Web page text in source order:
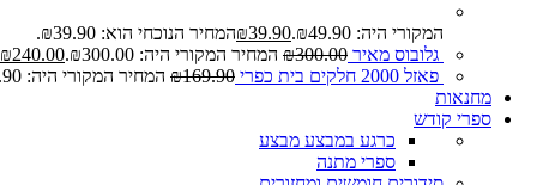
המקורי היה: ₪49.90.
₪39.90
המחיר הנוכחי הוא: ₪39.90.
גלובוס מאיר
₪300.00 המחיר המקורי היה: ₪300.00. ₪240.00
פאזל 2000 חלקים בית כפרי
₪169.90 המחיר המקורי היה: ₪169.90.
מחנאות
ספרי קודש
כרגע במבצע מבצע
ספרי מתנה